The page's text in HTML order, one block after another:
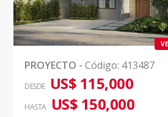
PROYECTO - Código: 413487
DESDE US$ 115,000
HASTA US$ 150,000